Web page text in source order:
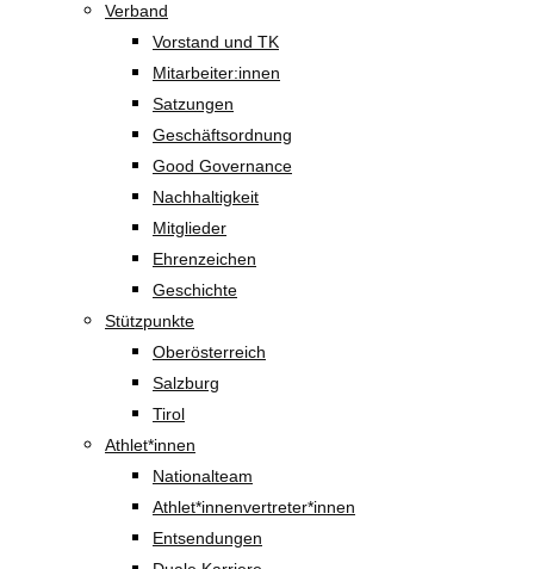
Verband
Vorstand und TK
Mitarbeiter:innen
Satzungen
Geschäftsordnung
Good Governance
Nachhaltigkeit
Mitglieder
Ehrenzeichen
Geschichte
Stützpunkte
Oberösterreich
Salzburg
Tirol
Athlet*innen
Nationalteam
Athlet*innenvertreter*innen
Entsendungen